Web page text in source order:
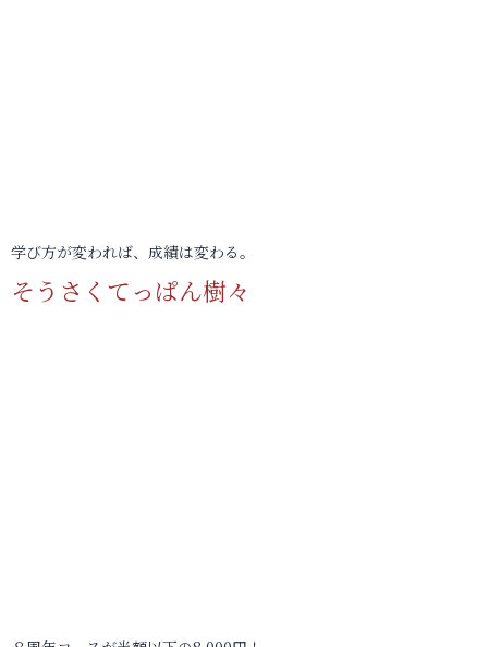
学び方が変われば、成績は変わる。
そうさくてっぱん樹々